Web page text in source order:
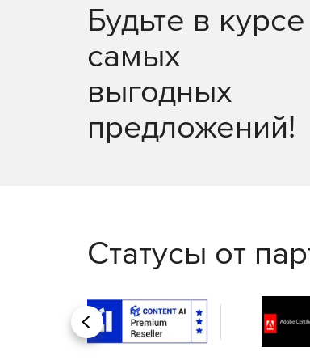
Будьте в курсе
самых
выгодных
предложений!
Статусы от
Назад